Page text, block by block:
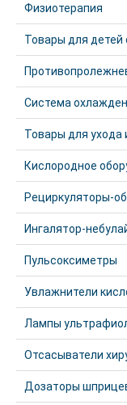
Физиотерапия
Товары для
Система
Товары для ухода
Кислородное
Рециркуляторы-
Ингалятор-
Пульсоксиметры
Увлажнители
Лампы
Отсасыватели
Дозаторы